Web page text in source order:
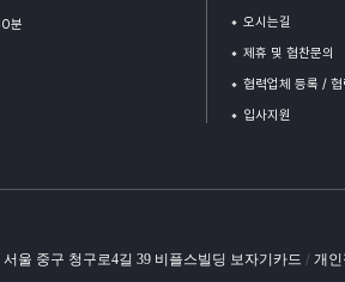
분
오시는길
제휴 및 협찬문의
협력업체 등록 /
입사지원
서울 중구 청구로4길 39 비플스빌딩 보자기카드 / 개